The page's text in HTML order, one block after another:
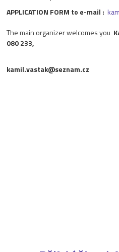
APPLICATION FORM to e-mail :
The main organizer welcomes you
080 233,
kamil.vastak@seznam.cz